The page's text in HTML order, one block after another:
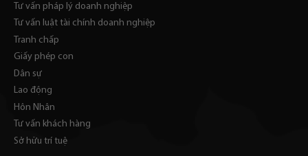
Tư vấn pháp lý doanh nghiệp
Tư vấn luật tài chính doanh nghiệp
Tranh chấp
Giấy phép con
Dân sự
Lao động
Hôn Nhân
Tư vấn khách hàng
Sở hữu trí tuệ